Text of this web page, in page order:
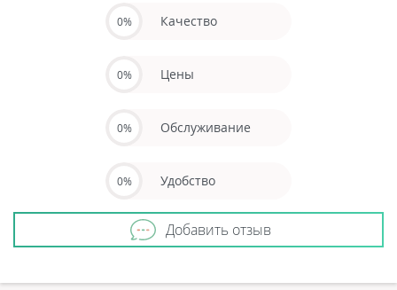
0% Качество
0% Цены
0% Обслуживание
0% Удобство
Добавить отзыв